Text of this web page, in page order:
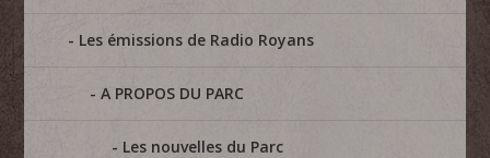
Les émissions de Radio Royans
A PROPOS DU PARC
Les nouvelles du Parc